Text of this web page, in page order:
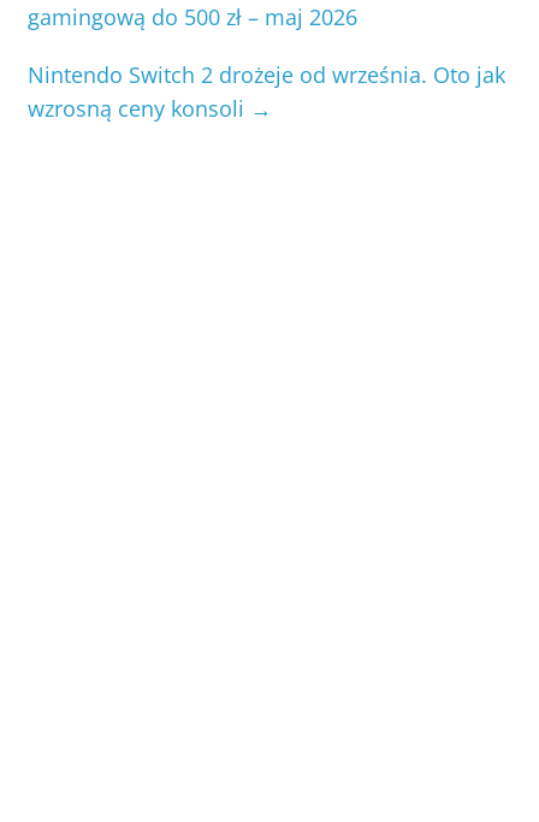
gamingową do 500 zł – maj 2026
Nintendo Switch 2 drożeje od września. Oto jak
wzrosną ceny konsoli →